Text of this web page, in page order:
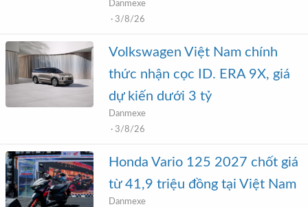
Danmexe
3/8/26
Volkswagen Việt Nam chính
thức nhận cọc ID. ERA 9X, giá
dự kiến dưới 3 tỷ
Danmexe
3/8/26
Honda Vario 125 2027 chốt giá
từ 41,9 triệu đồng tại Việt Nam
Danmexe